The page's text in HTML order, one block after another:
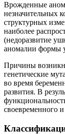
Врожденные
незначительных
структурных
наиболее
(недоразвитие
аномалии формы
Причины
генетические
во время
развития. В
своевременного